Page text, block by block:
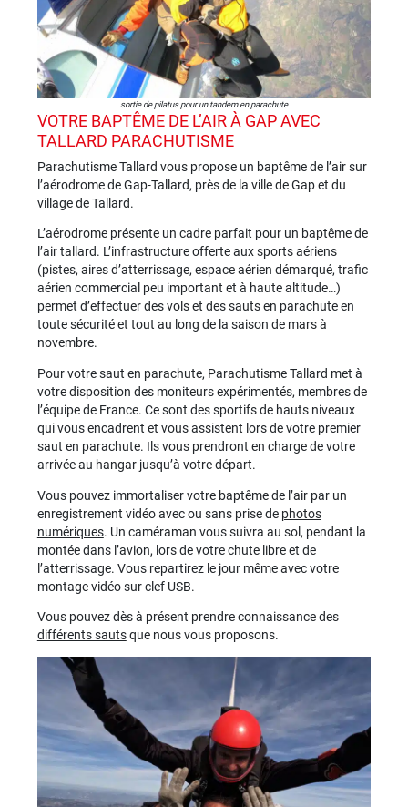
sortie de pilatus pour un tandem en parachute
VOTRE BAPTÊME DE L’AIR À GAP AVEC
TALLARD PARACHUTISME
Parachutisme Tallard vous propose un baptême de l’air sur
l’aérodrome de Gap-Tallard, près de la ville de Gap et du
village de Tallard.
L’aérodrome présente un cadre parfait pour un baptême de
l’air tallard. L’infrastructure offerte aux sports aériens
(pistes, aires d’atterrissage, espace aérien démarqué, trafic
aérien commercial peu important et à haute altitude…)
permet d’effectuer des vols et des sauts en parachute en
toute sécurité et tout au long de la saison de mars à
novembre.
Pour votre saut en parachute, Parachutisme Tallard met à
votre disposition des moniteurs expérimentés, membres de
l’équipe de France. Ce sont des sportifs de hauts niveaux
qui vous encadrent et vous assistent lors de votre premier
saut en parachute. Ils vous prendront en charge de votre
arrivée au hangar jusqu’à votre départ.
Vous pouvez immortaliser votre baptême de l’air par un
enregistrement vidéo avec ou sans prise de photos
numériques. Un caméraman vous suivra au sol, pendant la
montée dans l’avion, lors de votre chute libre et de
l’atterrissage. Vous repartirez le jour même avec votre
montage vidéo sur clef USB.
Vous pouvez dès à présent prendre connaissance des
différents sautsque nous vous proposons.